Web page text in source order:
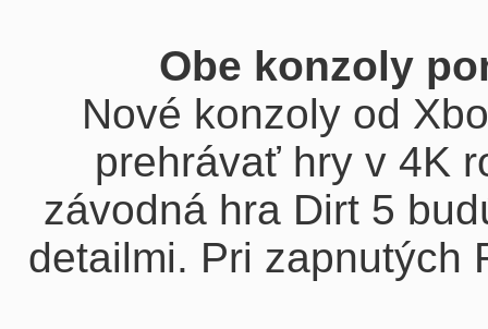
Obe konzoly
Nové konzoly od
prehrávať hry v 4K
závodná hra Dirt 5
detailmi. Pri zapnutých